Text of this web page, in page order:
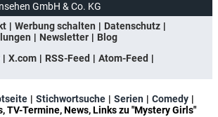
GmbH & Co. KG
Werbung schalten
Datenschutz
Newsletter
Blog
X.com RSS-Feed
Atom-Feed
Stichwortsuche Serien
Comedy
TV-Termine, News, Links zu "Mystery Girls"